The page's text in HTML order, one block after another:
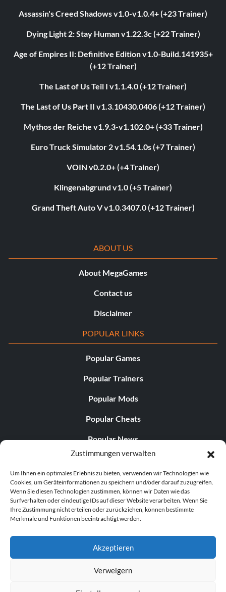
Zustimmungen verwalten
Um Ihnen ein optimales Erlebnis zu bieten, verwenden wir Technologien wie
Cookies, um Geräteinformationen zu speichern und/oder darauf zuzugreifen.
Wenn Sie diesen Technologien zustimmen, können wir Daten wie das
Surfverhalten oder eindeutige IDs auf dieser Website verarbeiten. Wenn Sie
Ihre Zustimmung nicht erteilen oder zurückziehen, können bestimmte
Merkmale und Funktionen beeinträchtigt werden.
Akzeptieren
Verweigern
Assassin's Creed Shadows v1.0-v1.0.4+ (+23 Trainer)
Dying Light 2: Stay Human v1.22.3c (+22 Trainer)
Age of Empires II: Definitive Edition v1.0-Build.141935+
(+12 Trainer)
The Last of Us Teil I v1.1.4.0 (+12 Trainer)
The Last of Us Part II v1.3.10430.0406 (+12 Trainer)
Mythos der Reiche v1.9.3-v1.102.0+ (+33 Trainer)
Euro Truck Simulator 2 v1.54.1.0s (+7 Trainer)
VOIN v0.2.0+ (+4 Trainer)
Klingenabgrund v1.0 (+5 Trainer)
Grand Theft Auto V v1.0.3407.0 (+12 Trainer)
ABOUT US
About MegaGames
Contact us
Disclaimer
POPULAR LINKS
Popular Games
Popular Trainers
Popular Mods
Popular Cheats
Popular News
Popular Editorials
Popular Free Games
LATEST UPDATES